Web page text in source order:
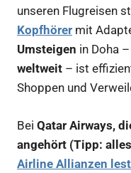
unseren Flugreisen
Kopfhörer mit
Umsteigen in Doha
weltweit – ist
Shoppen und
Bei Qatar Airways,
angehört (Tipp:
Airline Allianzen